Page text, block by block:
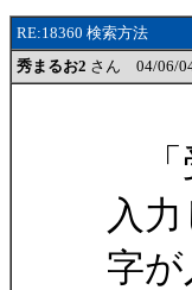
RE:18360 検索方法
秀まるお2 さん 04/06/
「
入
字